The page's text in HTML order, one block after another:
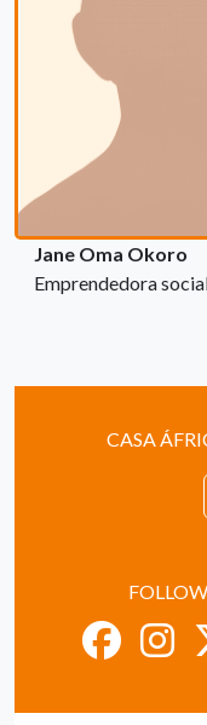
Jane Oma Okoro
Emprendedora
CASA